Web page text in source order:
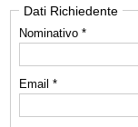
Dati Richiedente
Nominativo *
Email *